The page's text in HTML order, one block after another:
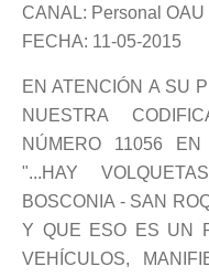
CANAL: Personal OAU
FECHA: 11-05-2015
EN ATENCIÓN A SU
NUESTRA
NÚMERO 11056
"...HAY
BOSCONIA - SAN
Y QUE ESO ES UN
VEHÍCULOS,